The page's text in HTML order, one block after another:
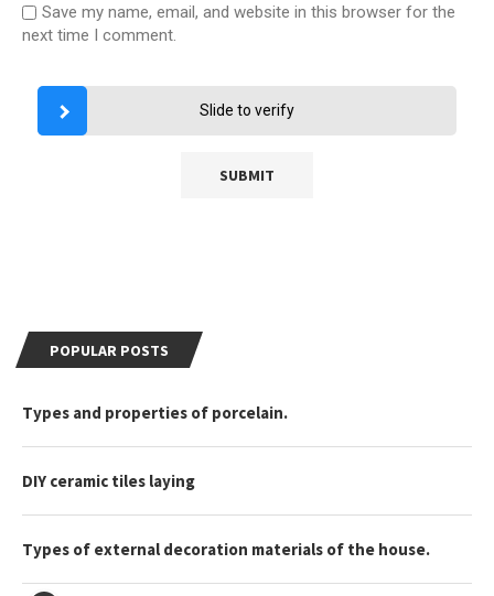
Save my name, email, and website in this browser for the
next time I comment.
Slide to verify
POPULAR POSTS
Types and properties of porcelain.
DIY ceramic tiles laying
Types of external decoration materials of the house.